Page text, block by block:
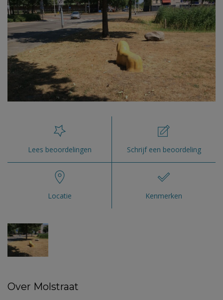
Lees beoordelingen Schrijf een beoordeling
Locatie Kenmerken
Over Molstraat